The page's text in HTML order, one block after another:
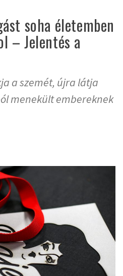
soha életemben
– Jelentés a
a szemét, újra látja
menekült embereknek